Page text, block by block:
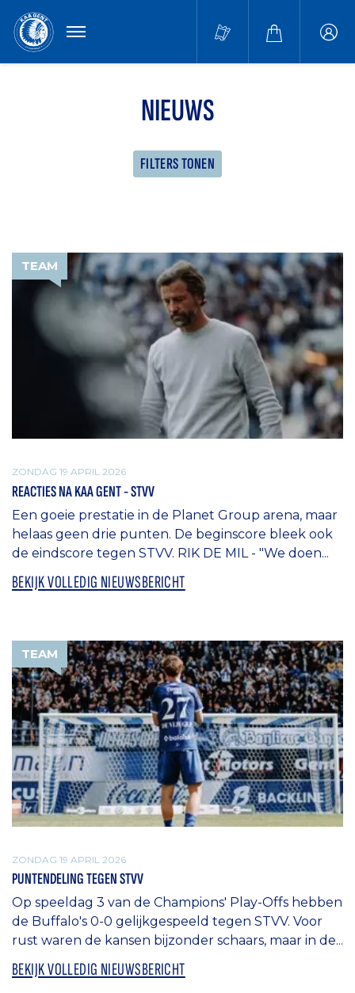
MENU
NIEUWS
FILTERS TONEN
TEAM
ZONDAG 19 APRIL 2026
REACTIES NA KAA GENT - STVV
Een goeie prestatie in de Planet Group arena, maar
helaas geen drie punten. De beginscore bleek ook
de eindscore tegen STVV. RIK DE MIL - "We doen...
BEKIJK VOLLEDIG NIEUWSBERICHT
TEAM
ZONDAG 19 APRIL 2026
PUNTENDELING TEGEN STVV
Op speeldag 3 van de Champions' Play-Offs hebben
de Buffalo's 0-0 gelijkgespeeld tegen STVV. Voor
rust waren de kansen bijzonder schaars, maar in de...
BEKIJK VOLLEDIG NIEUWSBERICHT